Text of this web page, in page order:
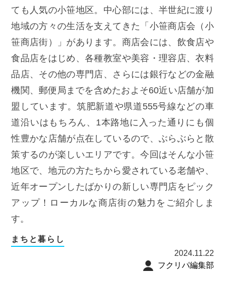
ても人気の小笹地区。中心部には、半世紀に渡り
地域の方々の生活を支えてきた「小笹商店会（小
笹商店街）」があります。商店会には、飲食店や
食品店をはじめ、各種教室や美容・理容店、衣料
品店、その他の専門店、さらには銀行などの金融
機関、郵便局までを含めたおよそ60近い店舗が加
盟しています。筑肥新道や県道555号線などの車
道沿いはもちろん、1本路地に入った通りにも個
性豊かな店舗が点在しているので、ぶらぶらと散
策するのが楽しいエリアです。今回はそんな小笹
地区で、地元の方たちから愛されている老舗や、
近年オープンしたばかりの新しい専門店をピック
アップ！ローカルな商店街の魅力をご紹介しま
す。
まちと暮らし
2024.11.22
フクリパ編集部